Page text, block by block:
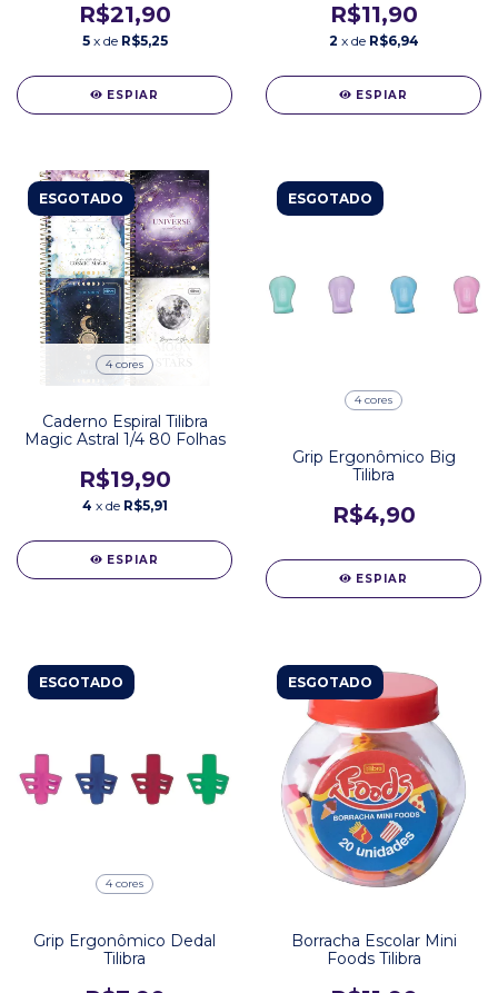
R$21,90
5 x de R$5,25
ESPIAR
R$11,90
2 x de R$6,94
ESPIAR
ESGOTADO
4 cores
Caderno Espiral Tilibra
Magic Astral 1/4 80 Folhas
R$19,90
4 x de R$5,91
ESPIAR
ESGOTADO
4 cores
Grip Ergonômico Big
Tilibra
R$4,90
ESPIAR
ESGOTADO
4 cores
Grip Ergonômico Dedal
Tilibra
ESGOTADO
Borracha Escolar Mini
Foods Tilibra